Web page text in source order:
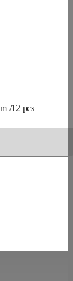
/12 pcs